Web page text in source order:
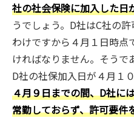
社の社会保険に加入した日
うでしょう。D社はC社の
わけですから４月１日時点
ければなりません。そうで
D社の社保加入日が４月１
４月９日までの間、D社に
常勤しておらず、許可要件